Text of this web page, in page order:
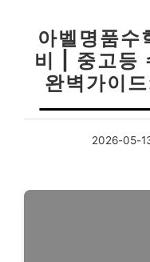
아벨명품수
비 | 중고등
완벽가이
2026-05-